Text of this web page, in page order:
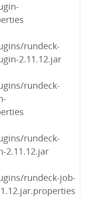
rundeck-
2.11.12.jar
rundeck-
rundeck-
2.11.12.jar
rundeck-job-